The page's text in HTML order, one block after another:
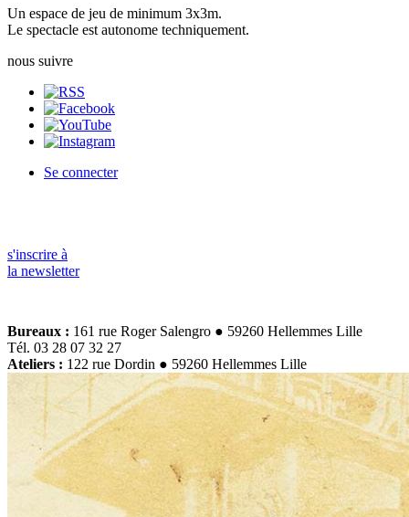
Un espace de jeu de minimum 3x3m.
Le spectacle est autonome techniquement.
nous suivre
Se connecter
s'inscrire à
la newsletter
Bureaux : 161 rue Roger Salengro ● 59260 Hellemmes Lille
Tél. 03 28 07 32 27
Ateliers : 122 rue Dordin ● 59260 Hellemmes Lille